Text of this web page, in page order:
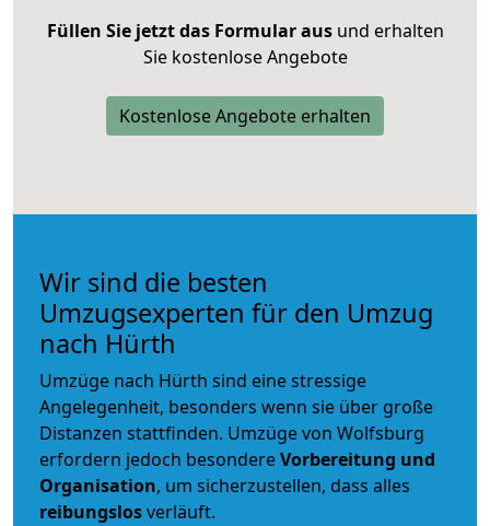
Füllen Sie jetzt das Formular ausund erhalten
Sie kostenlose Angebote
Kostenlose Angebote erhalten
Wir sind die besten
Umzugsexperten für den Umzug
nach Hürth
Umzüge nach Hürth sind eine stressige
Angelegenheit, besonders wenn sie über große
Distanzen stattfinden. Umzüge von Wolfsburg
erfordern jedoch besondereVorbereitung und
Organisation, um sicherzustellen, dass alles
reibungslosverläuft.